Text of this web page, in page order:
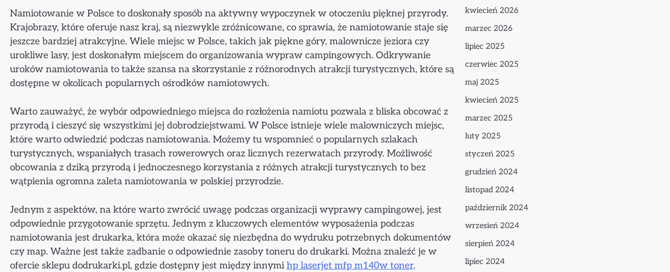
Namiotowanie w Polsce to doskonały sposób na aktywny wypoczynek w otoczeniu pięknej przyrody.
Krajobrazy, które oferuje nasz kraj, są niezwykle zróżnicowane, co sprawia, że namiotowanie staje się
jeszcze bardziej atrakcyjne. Wiele miejsc w Polsce, takich jak piękne góry, malownicze jeziora czy
urokliwe lasy, jest doskonałym miejscem do organizowania wypraw campingowych. Odkrywanie
uroków namiotowania to także szansa na skorzystanie z różnorodnych atrakcji turystycznych, które są
dostępne w okolicach popularnych ośrodków namiotowych.
Warto zauważyć, że wybór odpowiedniego miejsca do rozłożenia namiotu pozwala z bliska obcować z
przyrodą i cieszyć się wszystkimi jej dobrodziejstwami. W Polsce istnieje wiele malowniczych miejsc,
które warto odwiedzić podczas namiotowania. Możemy tu wspomnieć o popularnych szlakach
turystycznych, wspaniałych trasach rowerowych oraz licznych rezerwatach przyrody. Możliwość
obcowania z dziką przyrodą i jednoczesnego korzystania z różnych atrakcji turystycznych to bez
wątpienia ogromna zaleta namiotowania w polskiej przyrodzie.
Jednym z aspektów, na które warto zwrócić uwagę podczas organizacji wyprawy campingowej, jest
odpowiednie przygotowanie sprzętu. Jednym z kluczowych elementów wyposażenia podczas
namiotowania jest drukarka, która może okazać się niezbędna do wydruku potrzebnych dokumentów
czy map. Ważne jest także zadbanie o odpowiednie zasoby toneru do drukarki. Można znaleźć je w
ofercie sklepu dodrukarki.pl, gdzie dostępny jest między innymi hp laserjet mfp m140w toner.
kwiecień 2026
marzec 2026
lipiec 2025
czerwiec 2025
maj 2025
kwiecień 2025
marzec 2025
luty 2025
styczeń 2025
grudzień 2024
listopad 2024
październik 2024
wrzesień 2024
sierpień 2024
lipiec 2024